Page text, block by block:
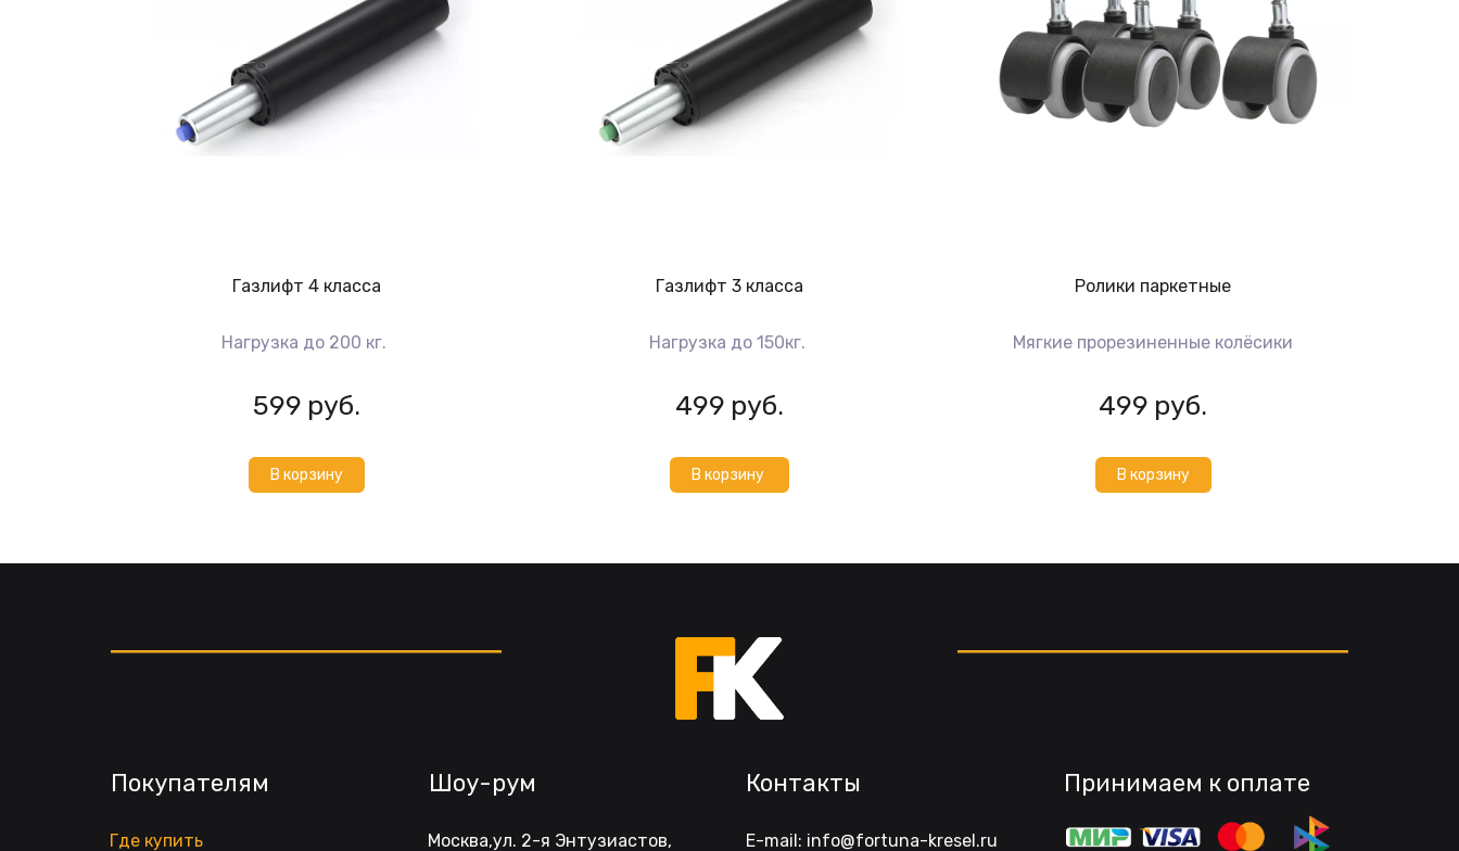
Газлифт 4 класса
Нагрузка до 200 кг.
599 руб.
В корзину
Газлифт 3 класса
Нагрузка до 150кг.
499 руб.
В корзину
Ролики паркетные
Мягкие прорезиненные колёсики
499 руб.
В корзину
Покупателям
Где купить
Шоу-рум
Москва,ул. 2-я Энтузиастов,
Контакты
E-mail: info@fortuna-kresel.ru
Принимаем к оплате